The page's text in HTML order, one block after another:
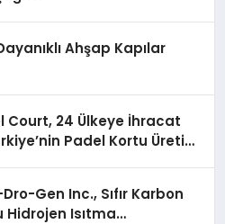
Ahşap Kapılar
Court, 24 Ülkeye İhracat
Padel Kortu Üretim
Gen Inc., Sıfır Karbon
Hidrojen Isıtma